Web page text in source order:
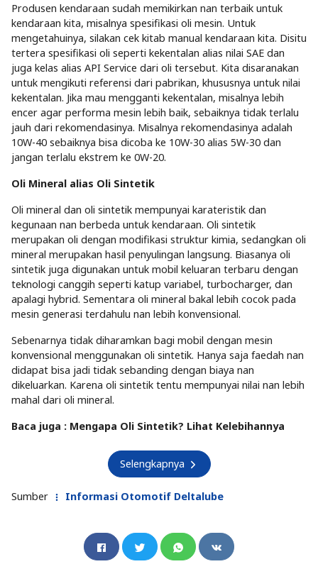
Produsen kendaraan sudah memikirkan nan terbaik untuk
kendaraan kita, misalnya spesifikasi oli mesin. Untuk
mengetahuinya, silakan cek kitab manual kendaraan kita. Disitu
tertera spesifikasi oli seperti kekentalan alias nilai SAE dan
juga kelas alias API Service dari oli tersebut. Kita disaranakan
untuk mengikuti referensi dari pabrikan, khususnya untuk nilai
kekentalan. Jika mau mengganti kekentalan, misalnya lebih
encer agar performa mesin lebih baik, sebaiknya tidak terlalu
jauh dari rekomendasinya. Misalnya rekomendasinya adalah
10W-40 sebaiknya bisa dicoba ke 10W-30 alias 5W-30 dan
jangan terlalu ekstrem ke 0W-20.
Oli Mineral alias Oli Sintetik
Oli mineral dan oli sintetik mempunyai karateristik dan
kegunaan nan berbeda untuk kendaraan. Oli sintetik
merupakan oli dengan modifikasi struktur kimia, sedangkan oli
mineral merupakan hasil penyulingan langsung. Biasanya oli
sintetik juga digunakan untuk mobil keluaran terbaru dengan
teknologi canggih seperti katup variabel, turbocharger, dan
apalagi hybrid. Sementara oli mineral bakal lebih cocok pada
mesin generasi terdahulu nan lebih konvensional.
Sebenarnya tidak diharamkan bagi mobil dengan mesin
konvensional menggunakan oli sintetik. Hanya saja faedah nan
didapat bisa jadi tidak sebanding dengan biaya nan
dikeluarkan. Karena oli sintetik tentu mempunyai nilai nan lebih
mahal dari oli mineral.
Baca juga : Mengapa Oli Sintetik? Lihat Kelebihannya
Selengkapnya
Sumber Informasi Otomotif Deltalube